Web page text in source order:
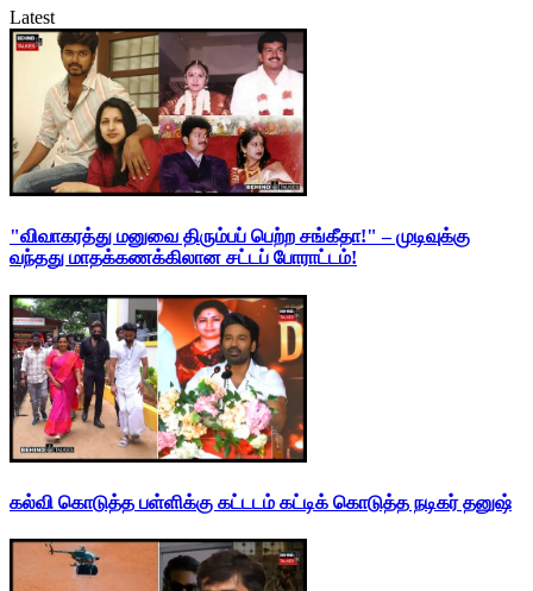
Latest
"விவாகரத்து மனுவை திரும்பப் பெற்ற சங்கீதா!" – முடிவுக்கு
வந்தது மாதக்கணக்கிலான சட்டப் போராட்டம்!
கல்வி கொடுத்த பள்ளிக்கு கட்டடம் கட்டிக் கொடுத்த நடிகர் தனுஷ்